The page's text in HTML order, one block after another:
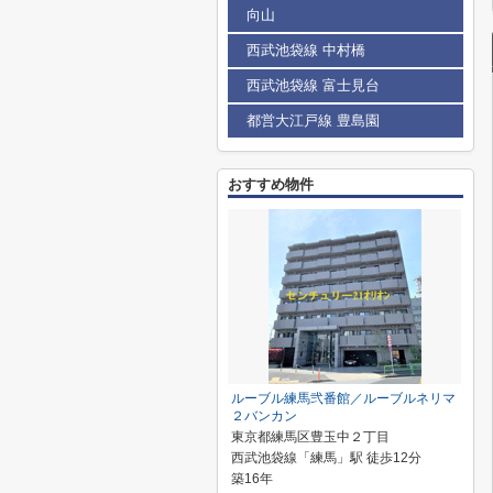
向山
西武池袋線 中村橋
西武池袋線 富士見台
都営大江戸線 豊島園
おすすめ物件
ルーブル練馬弐番館／ルーブルネリマ
２バンカン
東京都練馬区豊玉中２丁目
西武池袋線「練馬」駅 徒歩12分
築16年